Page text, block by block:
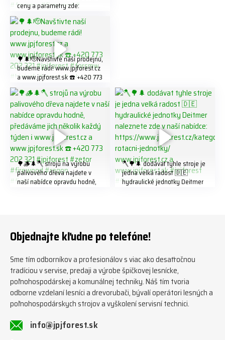
ceny a parametry zde:
K8W5t7i6o ☎️ +420 773 202
321 #jpjforest #forsmw
#firewood #
🌳🌲🫡Navštivte naší prodejnu,
budeme rádi! www.jpjforest.cz
a www.jpjforest.sk ☎️ +420 773
#biojack #regon #vahvajussi
🌳🪵🌲🪓 strojů na výrobu
palivového dřeva najdete v
naší nabídce opravdu hodně,
#firewoodproduction
🪓🌳🌲 dodávat tyhle stroje je
jedna velká radost 🇩🇪
hydraulické jednotky Deitmer
#firewood #deitmer
Objednajte kľudne po telefóne!
Sme tím odborníkov a profesionálov s viac ako desaťročnou
tradíciou v servise, predaji a výrobe špičkovej lesnícke,
poľnohospodárskej a komunálnej techniky. Náš tím tvoria
odborne vzdelaní lesníci a drevorubači, bývalí operátori lesných a
poľnohospodárskych strojov a vyškolení servisní technici.
info@jpjforest.sk